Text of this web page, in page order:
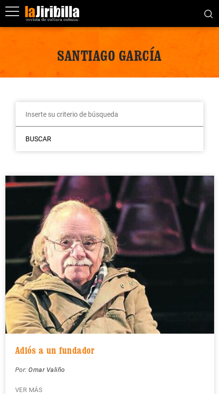
SANTIAGO GARCÍA
BUSCAR
Adiós a un fundador
Por: Omar Valiño
VER MÁS